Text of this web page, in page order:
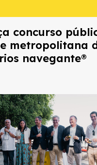
concurso
metropolitana
navegante®